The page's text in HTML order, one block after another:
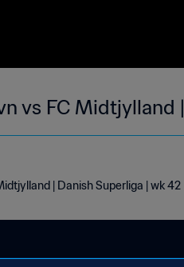
vs FC
| Danish Superliga | wk 42